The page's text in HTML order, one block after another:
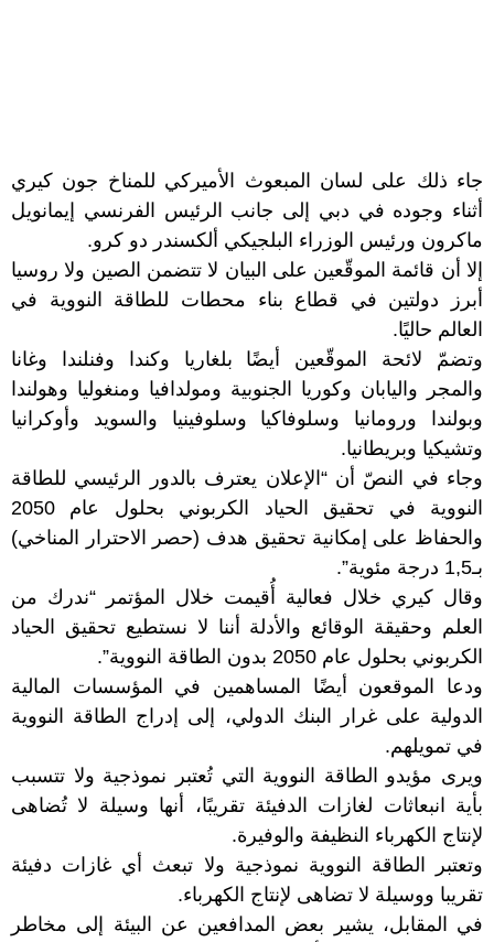
جاء ذلك على لسان المبعوث الأميركي للمناخ جون كيري
أثناء وجوده في دبي إلى جانب الرئيس الفرنسي إيمانويل
ماكرون ورئيس الوزراء البلجيكي ألكسندر دو كرو.
إلا أن قائمة الموقّعين على البيان لا تتضمن الصين ولا روسيا
أبرز دولتين في قطاع بناء محطات للطاقة النووية في
العالم حاليًا.
وتضمّ لائحة الموقّعين أيضًا بلغاريا وكندا وفنلندا وغانا
والمجر واليابان وكوريا الجنوبية ومولدافيا ومنغوليا وهولندا
وبولندا ورومانيا وسلوفاكيا وسلوفينيا والسويد وأوكرانيا
وتشيكيا وبريطانيا.
وجاء في النصّ أن “الإعلان يعترف بالدور الرئيسي للطاقة
النووية في تحقيق الحياد الكربوني بحلول عام 2050
والحفاظ على إمكانية تحقيق هدف (حصر الاحترار المناخي)
بـ1,5 درجة مئوية”.
وقال كيري خلال فعالية أُقيمت خلال المؤتمر “ندرك من
العلم وحقيقة الوقائع والأدلة أننا لا نستطيع تحقيق الحياد
الكربوني بحلول عام 2050 بدون الطاقة النووية”.
ودعا الموقعون أيضًا المساهمين في المؤسسات المالية
الدولية على غرار البنك الدولي، إلى إدراج الطاقة النووية
في تمويلهم.
ويرى مؤيدو الطاقة النووية التي تُعتبر نموذجية ولا تتسبب
بأية انبعاثات لغازات الدفيئة تقريبًا، أنها وسيلة لا تُضاهى
لإنتاج الكهرباء النظيفة والوفيرة.
وتعتبر الطاقة النووية نموذجية ولا تبعث أي غازات دفيئة
تقريبا ووسيلة لا تضاهى لإنتاج الكهرباء.
في المقابل، يشير بعض المدافعين عن البيئة إلى مخاطر